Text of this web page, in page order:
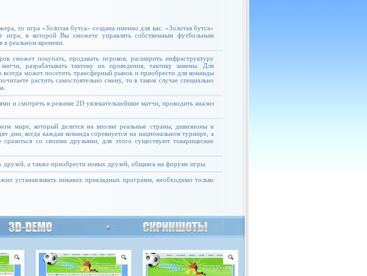
то игра «Золотая бутса» создана именно для вас. «Золотая бутса»
игра, в которой Вы сможете управлять собственным футбольным
в реальном времени.
сможет покупать, продавать игроков, расширить инфраструктуру
разрабатывать тактику их проведения, тактику замены. Для
всегда может посетить трансферный рынок и приобрести для команды
растить самостоятельно смену, то в таком случае специально
и смотреть в режиме 2D увлекательнейшие матчи, проводить анализ
мире, который делится на вполне реальные страны, дивизионы и
дни, когда каждая команда соревнуется на национальном турнире, а
со своими друзьями, для этого существуют товарищеские
а также приобрести новых друзей, общаясь на форуме игры.
устанавливать никаких прикладных программ, необходимо только